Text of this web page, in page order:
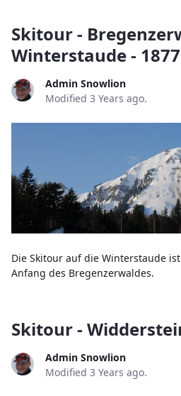
Skitour -
Winterstaude -
Admin Snowlion
Modified 3 Years ago.
Die Skitour auf die Winterstaude
Anfang des Bregenzerwaldes.
Skitour -
Admin Snowlion
Modified 3 Years ago.